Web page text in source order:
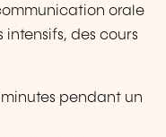
orale
intensifs, des cours
pendant un